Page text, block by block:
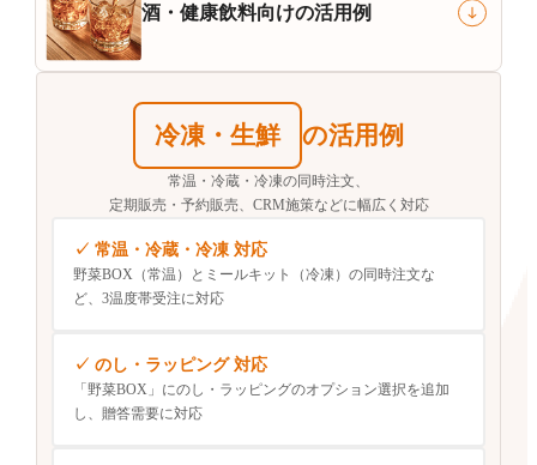
酒・健康飲料向けの活用例
冷凍・生鮮 の活用例
常温・冷蔵・冷凍の同時注文、
定期販売・予約販売、CRM施策などに幅広く対応
常温・冷蔵・冷凍 対応
野菜BOX（常温）とミールキット（冷凍）の同時注文な
ど、3温度帯受注に対応
のし・ラッピング 対応
「野菜BOX」にのし・ラッピングのオプション選択を追加
し、贈答需要に対応